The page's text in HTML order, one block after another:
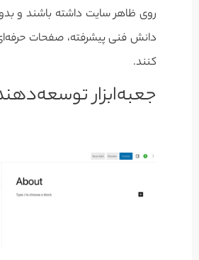
روی ظاهر سایت داشته باشند و
دانش فنی پیشرفته، صفحات
کنند.
جعبه‌ابزار